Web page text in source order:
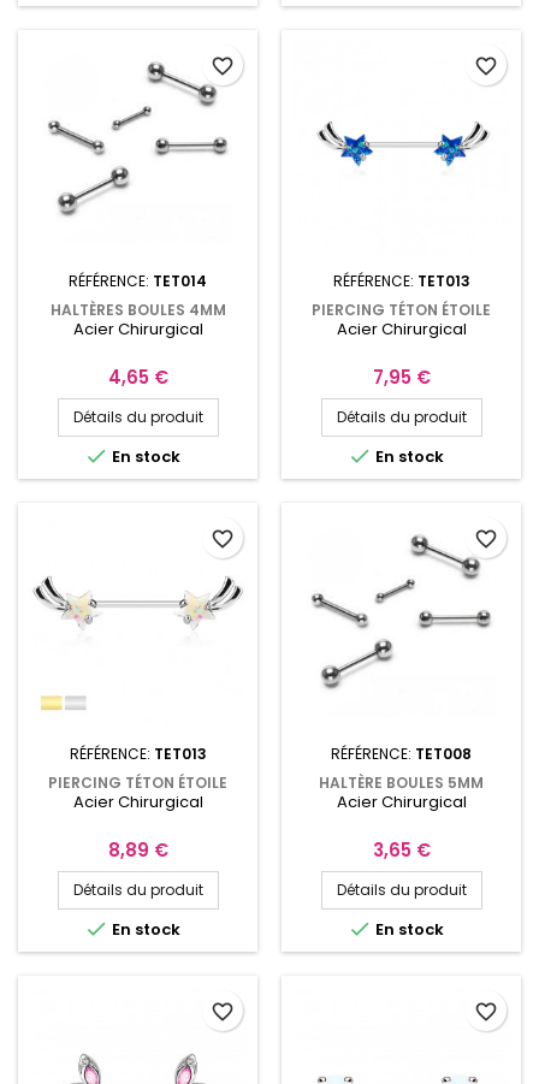
Vendu à l'unité.
RÉFÉRENCE: TET014
HALTÈRES BOULES 4MM
PIERCING DE 10MM À 16MM
Acier Chirurgical
Prix
4,65 €
Détails du produit
 En stock
favorite_border
RÉFÉRENCE: TET013
PIERCING TÉTON ÉTOILE
FILANTE 14MM AVEC
Acier Chirurgical
Prix
7,95 €
Détails du produit
 En stock
favorite_border
RÉFÉRENCE: TET013
PIERCING TÉTON ÉTOILE
FILANTE 14MM AVEC
Acier Chirurgical
Prix
8,89 €
Détails du produit
 En stock
favorite_border
RÉFÉRENCE: TET008
HALTÈRE BOULES 5MM
PIERCING DE 10MM À 24MM
Acier Chirurgical
Prix
3,65 €
Détails du produit
 En stock
favorite_border
favorite_border favorite_border